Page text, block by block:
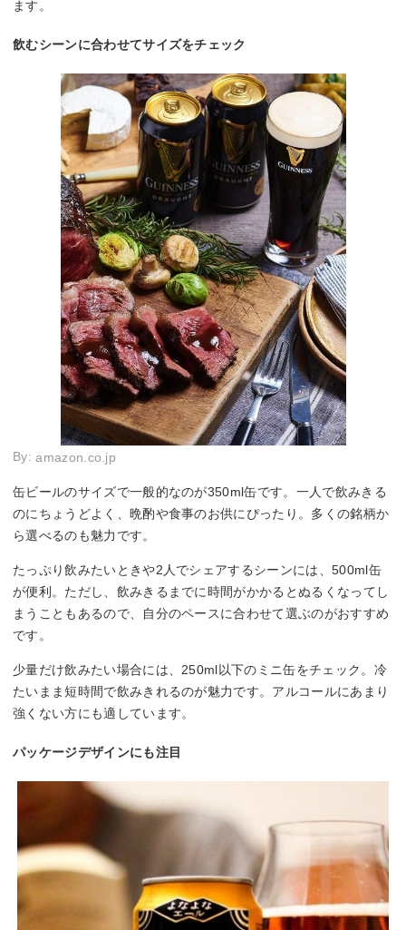
ます。
飲むシーンに合わせてサイズをチェック
By:amazon.co.jp
缶ビールのサイズで一般的なのが350ml缶です。一人で飲みきる
のにちょうどよく、晩酌や食事のお供にぴったり。多くの銘柄か
ら選べるのも魅力です。
たっぷり飲みたいときや2人でシェアするシーンには、500ml缶
が便利。ただし、飲みきるまでに時間がかかるとぬるくなってし
まうこともあるので、自分のペースに合わせて選ぶのがおすすめ
です。
少量だけ飲みたい場合には、250ml以下のミニ缶をチェック。冷
たいまま短時間で飲みきれるのが魅力です。アルコールにあまり
強くない方にも適しています。
パッケージデザインにも注目